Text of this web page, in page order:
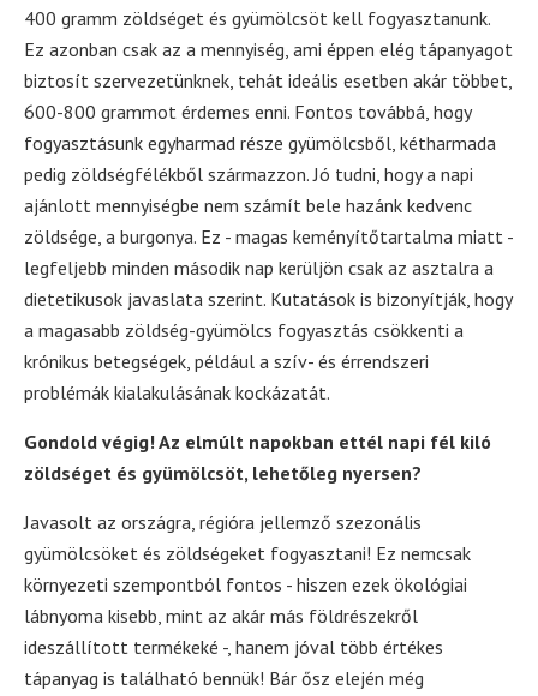
400 gramm zöldséget és gyümölcsöt kell fogyasztanunk.
Ez azonban csak az a mennyiség, ami éppen elég tápanyagot
biztosít szervezetünknek, tehát ideális esetben akár többet,
600-800 grammot érdemes enni. Fontos továbbá, hogy
fogyasztásunk egyharmad része gyümölcsből, kétharmada
pedig zöldségfélékből származzon. Jó tudni, hogy a napi
ajánlott mennyiségbe nem számít bele hazánk kedvenc
zöldsége, a burgonya. Ez - magas keményítőtartalma miatt -
legfeljebb minden második nap kerüljön csak az asztalra a
dietetikusok javaslata szerint. Kutatások is bizonyítják, hogy
a magasabb zöldség-gyümölcs fogyasztás csökkenti a
krónikus betegségek, például a szív- és érrendszeri
problémák kialakulásának kockázatát.
Gondold végig! Az elmúlt napokban ettél napi fél kiló
zöldséget és gyümölcsöt, lehetőleg nyersen?
Javasolt az országra, régióra jellemző szezonális
gyümölcsöket és zöldségeket fogyasztani! Ez nemcsak
környezeti szempontból fontos - hiszen ezek ökológiai
lábnyoma kisebb, mint az akár más földrészekről
ideszállított termékeké -, hanem jóval több értékes
tápanyag is található bennük! Bár ősz elején még